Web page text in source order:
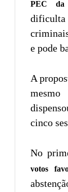
PEC da
e pode
A
mesmo
cinco
No
votos